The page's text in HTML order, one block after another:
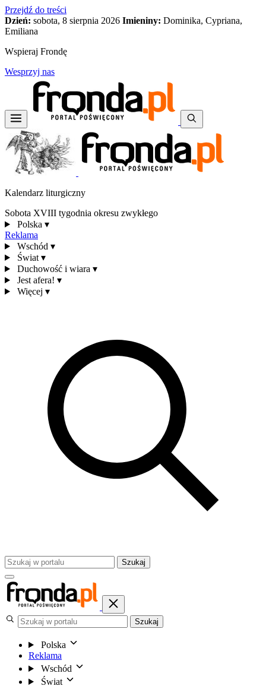
Przejdź do treści
Dzień: sobota, 8 sierpnia 2026 Imieniny: Dominika, Cypriana,
Emiliana
Wspieraj Frondę
Wesprzyj nas
Kalendarz liturgiczny
Sobota XVIII tygodnia okresu zwykłego
Polska ▾
Reklama
Wschód ▾
Świat ▾
Duchowość i wiara ▾
Jest afera! ▾
Więcej ▾
Szukaj
Szukaj
Polska
Reklama
Wschód
Świat